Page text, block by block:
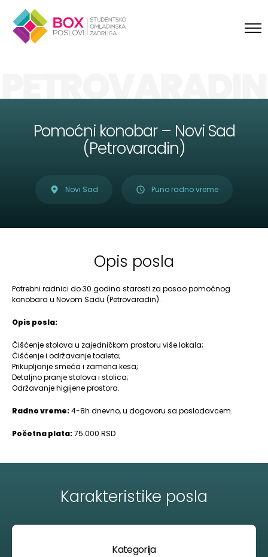
PETROVARADIN
Pomoćni konobar – Novi Sad
(Petrovaradin)
Novi Sad Puno radno vreme
Opis posla
Potrebni radnici do 30 godina starosti za posao pomoćnog
konobara u Novom Sadu (Petrovaradin).
Opis posla:
Čišćenje stolova u zajedničkom prostoru više lokala;
Čišćenje i održavanje toaleta;
Prikupljanje smeća i zamena kesa;
Detaljno pranje stolova i stolica;
Održavanje higijene prostora.
Radno vreme:4-8h dnevno, u dogovoru sa poslodavcem.
Početna plata:75.000 RSD
Karakteristike posla
Kategorija